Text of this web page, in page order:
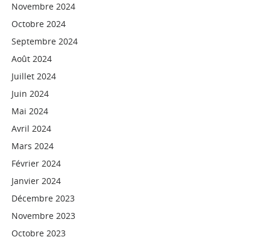
Novembre 2024
Octobre 2024
Septembre 2024
Août 2024
Juillet 2024
Juin 2024
Mai 2024
Avril 2024
Mars 2024
Février 2024
Janvier 2024
Décembre 2023
Novembre 2023
Octobre 2023